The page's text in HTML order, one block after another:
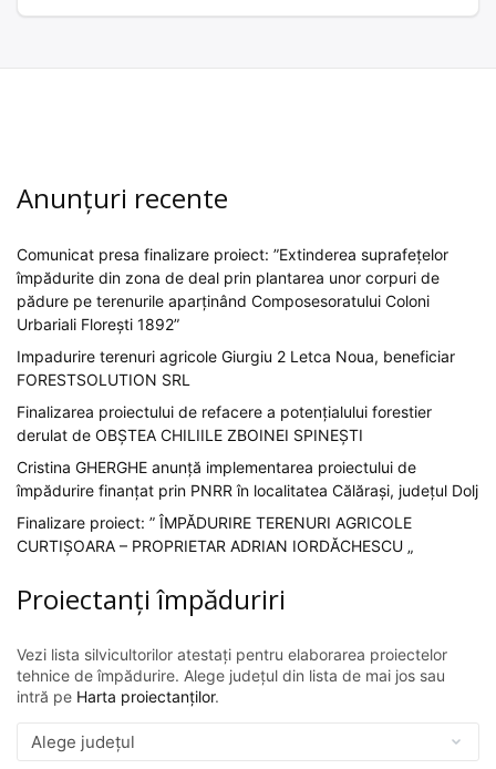
Anunțuri recente
Comunicat presa finalizare proiect: ”Extinderea suprafețelor
împădurite din zona de deal prin plantarea unor corpuri de
pădure pe terenurile aparținând Composesoratului Coloni
Urbariali Florești 1892”
Impadurire terenuri agricole Giurgiu 2 Letca Noua, beneficiar
FORESTSOLUTION SRL
Finalizarea proiectului de refacere a potențialului forestier
derulat de OBȘTEA CHILIILE ZBOINEI SPINEȘTI
Cristina GHERGHE anunță implementarea proiectului de
împădurire finanțat prin PNRR în localitatea Călărași, județul Dolj
Finalizare proiect: ” ÎMPĂDURIRE TERENURI AGRICOLE
CURTIȘOARA – PROPRIETAR ADRIAN IORDĂCHESCU „
Proiectanți împăduriri
Vezi lista silvicultorilor atestați pentru elaborarea proiectelor
tehnice de împădurire. Alege județul din lista de mai jos sau
intră pe Harta proiectanților.